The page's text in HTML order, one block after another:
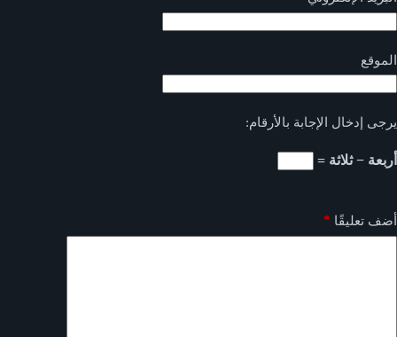
الموقع
يرجى إدخال الإجابة بالأرقام:
أربعة − ثلاثة =
أضف تعليقًا *